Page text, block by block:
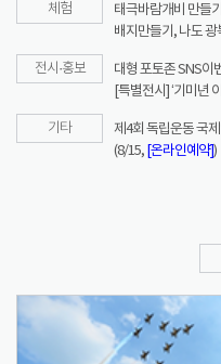
체험
태극바람개비 만들
배지만들기, 나도 광
전시·홍보 대형 포토존 SNS이
[특별전시] ‘기미년
기타
제4회 독립운동 국
(8/15, [온라인예약] )